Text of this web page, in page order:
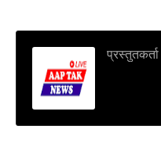
प्रस्तुतकर्ता